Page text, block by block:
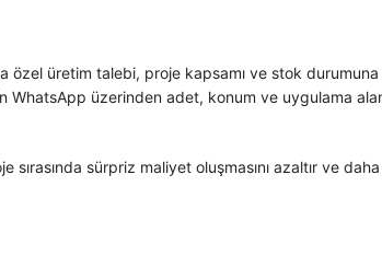
üretim talebi, proje kapsamı ve stok
üzerinden adet, konum ve uygulama
sürpriz maliyet oluşmasını azaltır ve